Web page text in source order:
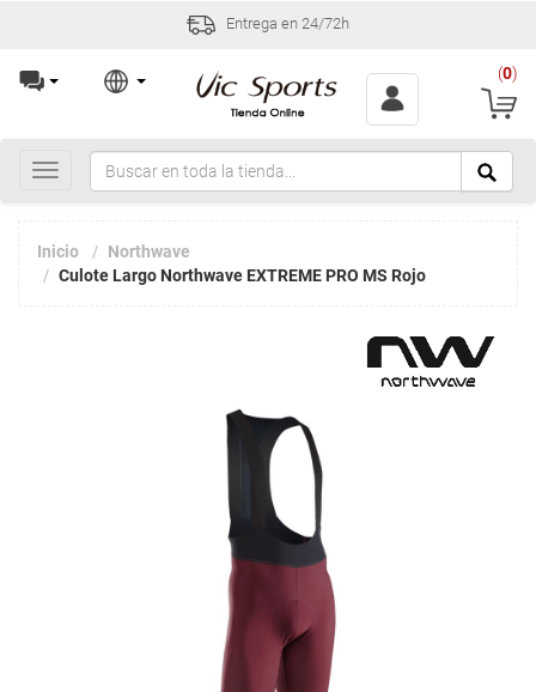
Entrega en 24/72h
(0)
Toggle
navigation
Inicio
Northwave
Culote Largo Northwave EXTREME PRO MS Rojo